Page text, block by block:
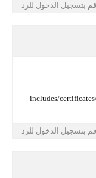
الدخول للرد
includes/
الدخول للرد